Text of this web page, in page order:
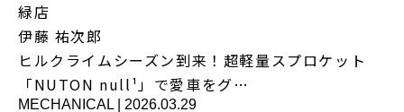
緑店
伊藤 祐次郎
ヒルクライムシーズン到来！超軽量スプロケット
「NUTON null¹」で愛車をグ…
MECHANICAL 2026.03.29